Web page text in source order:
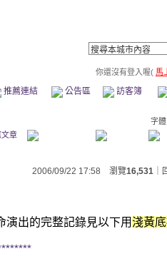
你還沒有登入喔( 馬
推薦連結 公告區 訪客簿
字體
文章
2006/09/22 17:58 瀏覽16,531 ｜
演出的完整記錄見以下用淺黃